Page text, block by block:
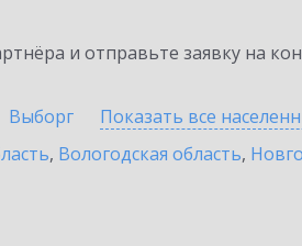
и отправьте заявку на
Выборг Показать все
, Вологодская область,